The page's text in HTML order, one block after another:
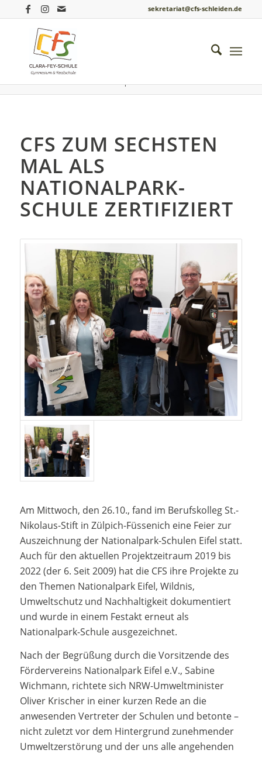
sekretariat@cfs-schleiden.de
Du bist hier: Startseite
CFS zum sechsten Mal als Nationalpark-Schule zertifiziert
CFS ZUM SECHSTEN
MAL ALS
NATIONALPARK-
SCHULE ZERTIFIZIERT
Am Mittwoch, den 26.10., fand im Berufskolleg St.-
Nikolaus-Stift in Zülpich-Füssenich eine Feier zur
Auszeichnung der Nationalpark-Schulen Eifel statt.
Auch für den aktuellen Projektzeitraum 2019 bis
2022 (der 6. Seit 2009) hat die CFS ihre Projekte zu
den Themen Nationalpark Eifel, Wildnis,
Umweltschutz und Nachhaltigkeit dokumentiert
und wurde in einem Festakt erneut als
Nationalpark-Schule ausgezeichnet.
Nach der Begrüßung durch die Vorsitzende des
Fördervereins Nationalpark Eifel e.V., Sabine
Wichmann, richtete sich NRW-Umweltminister
Oliver Krischer in einer kurzen Rede an die
anwesenden Vertreter der Schulen und betonte –
nicht zuletzt vor dem Hintergrund zunehmender
Umweltzerstörung und der uns alle angehenden